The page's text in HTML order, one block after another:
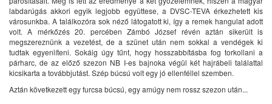
labdarúgás akkori egyik legjobb együttese, a DVSC-TEVA érkezhetett kis
városunkba. A találkozóra sok néző látogatott ki, így a remek hangulat adott
volt. A mérkőzés 20. percében Zámbó József révén aztán sikerült is
megszereznünk a vezetést, de a szünet után nem sokkal a vendégek ki
tudtak egyenlíteni. Sokáig úgy tűnt, hogy hosszabbításba fog torkollani a
párharc, de az előző szezon NB I-es bajnoka végül két hajrábeli találattal
kicsikarta a továbbjutást. Szép búcsú volt egy jó ellenféllel szemben.
Aztán következett egy furcsa búcsú, egy amúgy nem rossz szezon után...